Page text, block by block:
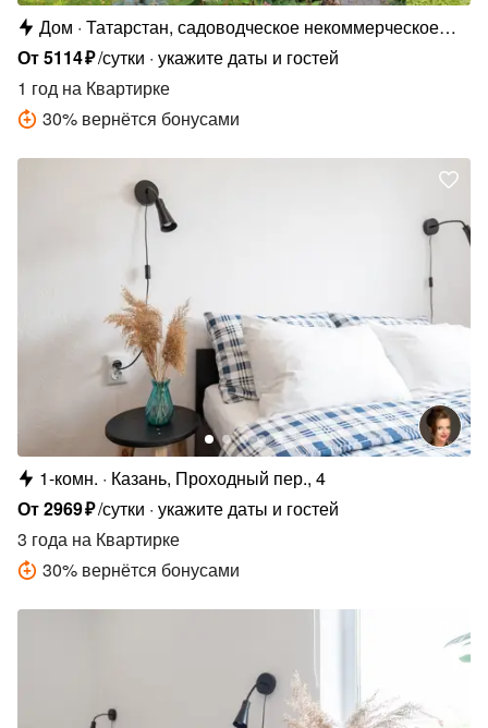
Дом Татарстан, садоводческое некоммерческое
товарищество Ягодка-2, 36
От5114₽/сутки укажите даты и гостей
1 год на Квартирке
30% вернётся бонусами
1-комн.
Казань, Проходный пер., 4
От2969₽/сутки укажите даты и гостей
3 года на Квартирке
30% вернётся бонусами